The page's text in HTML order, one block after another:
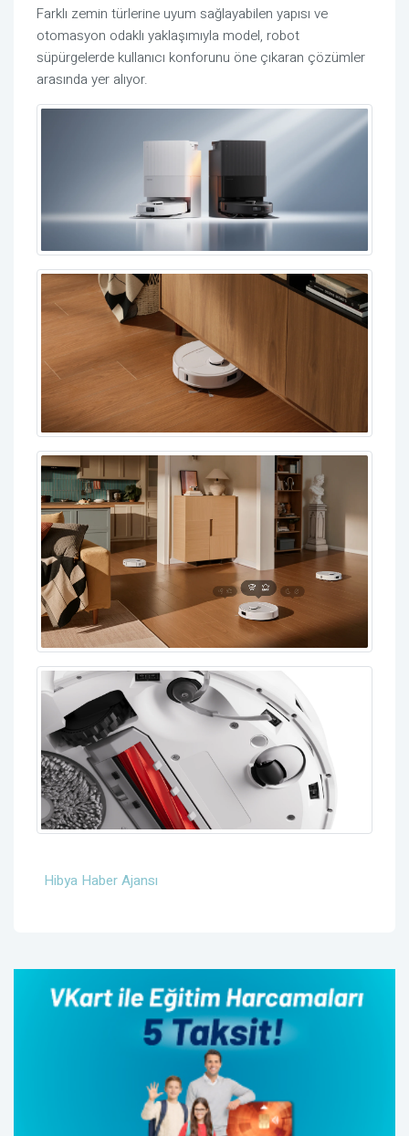
Farklı zemin türlerine uyum sağlayabilen yapısı ve
otomasyon odaklı yaklaşımıyla model, robot
süpürgelerde kullanıcı konforunu öne çıkaran çözümler
arasında yer alıyor.
Hibya Haber Ajansı